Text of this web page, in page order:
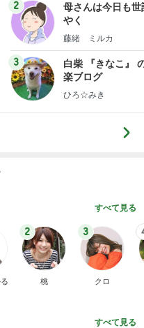
2
母さんは今日も世
やく
藤緒 ミルカ
3
白柴 『きなこ』
楽ブログ
ひろ☆みき
すべて見る
2
桃
3
クロ
すべて見る